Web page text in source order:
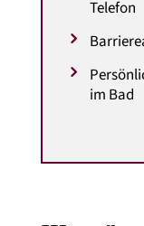
Telefon
im Bad